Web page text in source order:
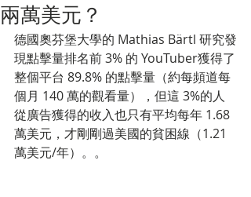
兩萬美元？
德國奧芬堡大學的 Mathias Bärtl 研究發
現點擊量排名前 3% 的 YouTuber獲得了
整個平台 89.8% 的點擊量（約每頻道每
個月 140 萬的觀看量），但這 3%的人
從廣告獲得的收入也只有平均每年 1.68
萬美元，才剛剛過美國的貧困線（1.21
萬美元/年）。。